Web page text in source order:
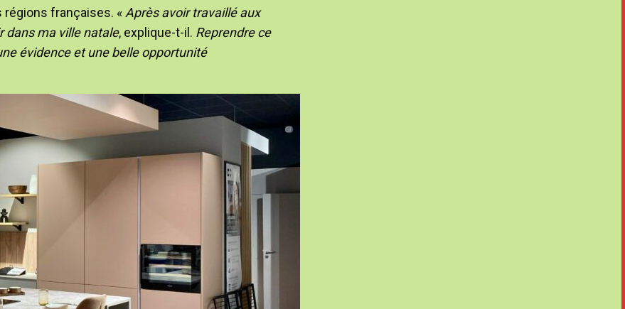
françaises. « Après avoir travaillé aux
dans ma ville natale, explique-t-il. Reprendre ce
évidence et une belle opportunité